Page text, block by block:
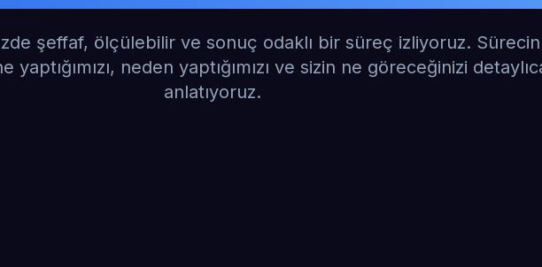
şeffaf, ölçülebilir ve sonuç odaklı bir süreç izliyoruz. Sürecin
yaptığımızı, neden yaptığımızı ve sizin ne göreceğinizi
anlatıyoruz.